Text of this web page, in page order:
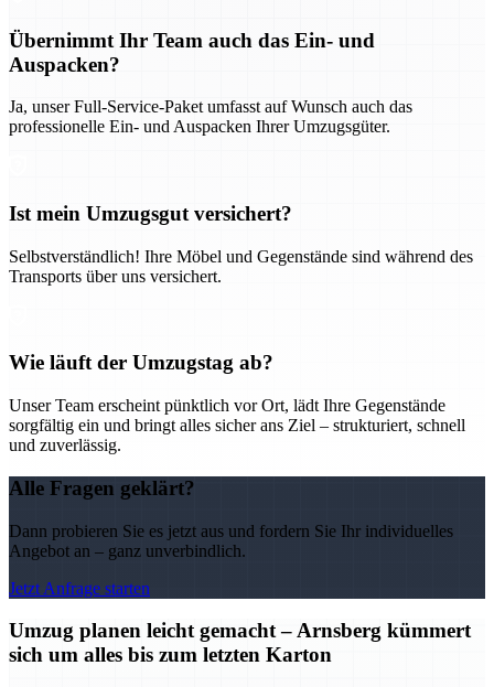
Übernimmt Ihr Team auch das Ein- und
Auspacken?
Ja, unser Full-Service-Paket umfasst auf Wunsch auch das
professionelle Ein- und Auspacken Ihrer Umzugsgüter.
Ist mein Umzugsgut versichert?
Selbstverständlich! Ihre Möbel und Gegenstände sind während des
Transports über uns versichert.
Wie läuft der Umzugstag ab?
Unser Team erscheint pünktlich vor Ort, lädt Ihre Gegenstände
sorgfältig ein und bringt alles sicher ans Ziel – strukturiert, schnell
und zuverlässig.
Alle Fragen geklärt?
Dann probieren Sie es jetzt aus und fordern Sie Ihr individuelles
Angebot an – ganz unverbindlich.
Jetzt Anfrage starten
Umzug planen leicht gemacht – Arnsberg kümmert
sich um alles bis zum letzten Karton